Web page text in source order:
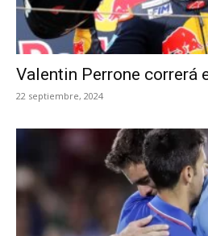
Valentin Perrone correrá
22 septiembre, 2024